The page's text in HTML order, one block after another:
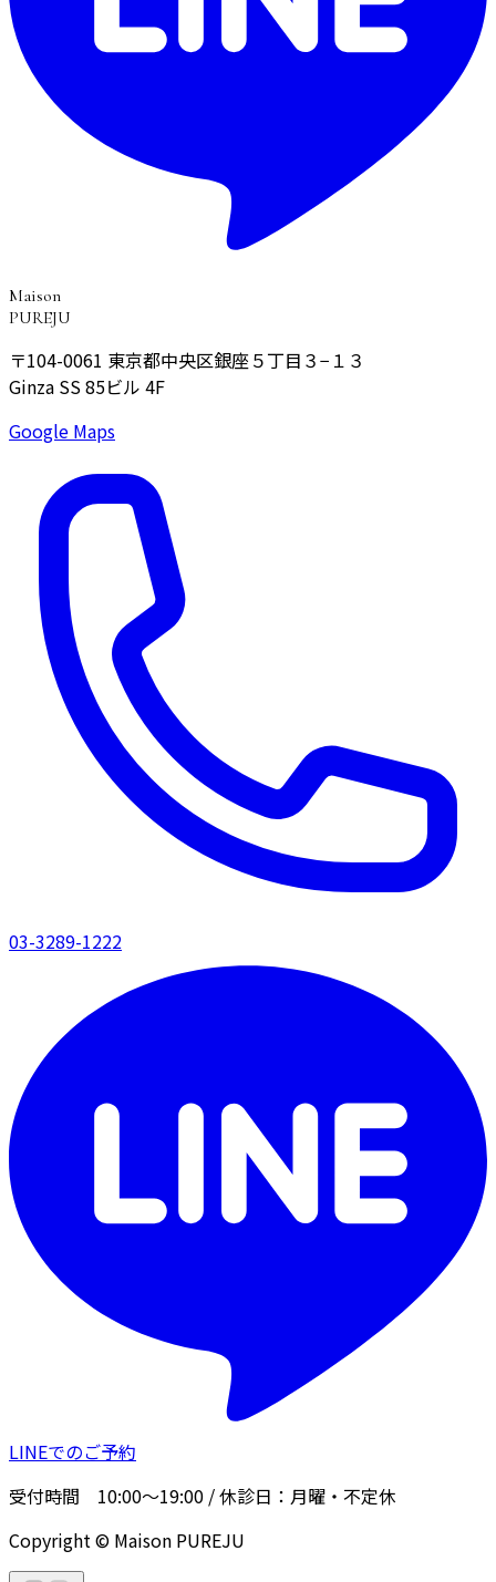
Maison
PUREJU
〒104-0061 東京都中央区銀座５丁目３−１３
Ginza SS 85ビル 4F
Google Maps
03-3289-1222
LINEでのご予約
受付時間 10:00〜19:00 / 休診日： 月曜・不定休
Copyright © Maison PUREJU